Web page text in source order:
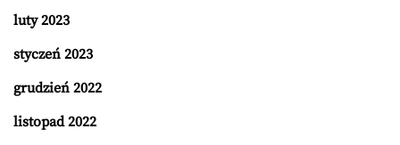
luty 2023
styczeń 2023
grudzień 2022
listopad 2022